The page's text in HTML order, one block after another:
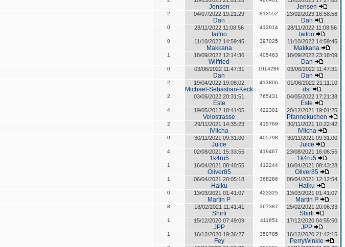
Jensen Jensen
2 04/07/2022 19:21:29
Dan
813552 23/02/2023 16:58:56
Dan
0 28/11/2022 11:08:56
taifoo
413914 28/11/2022 11:08:56
taifoo
0 11/10/2022 14:59:45
Makkana
397025 11/10/2022 14:59:45
Makkana
1 18/09/2022 12:14:36
Wilfried
405463 18/09/2022 23:18:09
Dan
0 03/06/2022 11:47:31
Dan
1014286 03/06/2022 11:47:31
Dan
2 19/04/2022 19:08:02
Michael-Sebastian-Keck
413806 01/06/2022 21:11:10
dst
2 03/05/2022 20:31:51
Este
765431 04/05/2022 17:21:38
Este
4 19/05/2012 18:41:05
Velostrasse
422301 20/12/2021 19:01:25
Pfannekuchen
2 29/11/2021 14:35:23
IVIicha
415769 30/11/2021 10:22:42
IVIicha
0 30/11/2021 09:31:00
Juice
405798 30/11/2021 09:31:00
Juice
4 02/08/2021 15:33:55
1k4ru5
419467 23/08/2021 16:06:55
1k4ru5
1 16/04/2021 08:40:55
Oliver85
412244 16/04/2021 08:43:28
Oliver85
1 06/04/2021 20:05:18
Haiku
368286 08/04/2021 12:12:54
Haiku
0 13/03/2021 01:41:07
Martin P
423325 13/03/2021 01:41:07
Martin P
8 18/02/2021 11:41:41
Shirti
367387 25/02/2021 20:06:33
Shirti
1 15/12/2020 07:49:09
JPP
411651 17/12/2020 04:55:50
JPP
1 16/12/2020 19:36:27
Fey
350785 16/12/2020 21:42:15
PerryWinkle